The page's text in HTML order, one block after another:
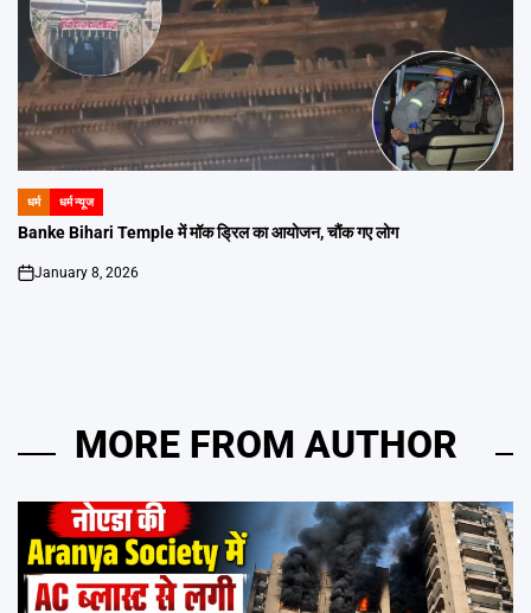
POSTED
IN
धर्म धर्म न्यूज
Banke Bihari Temple में मॉक ड्रिल का आयोजन, चौंक गए लोग
on
January 8, 2026
MORE FROM AUTHOR